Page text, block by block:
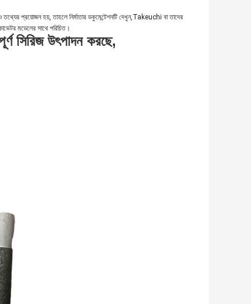
প্রয়োজন হয়, তাহলে নির্মাতার ডকুমেন্টেশনটি দেখুন,Takeuchi বা তাদের
মডেলের সাথে পরিচিত।
সিরিজ উৎপাদন করছে,